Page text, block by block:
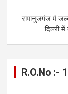
k
रामानुजगंज में
दिल्ली
R.O.No :-